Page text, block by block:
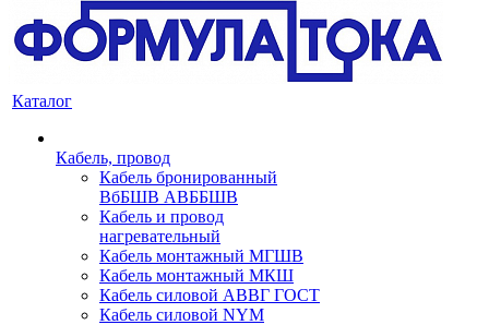
Каталог
Кабель, провод
Кабель бронированный
ВбБШВ АВББШВ
Кабель и провод
нагревательный
Кабель монтажный МГШВ
Кабель монтажный МКШ
Кабель силовой АВВГ ГОСТ
Кабель силовой NYM